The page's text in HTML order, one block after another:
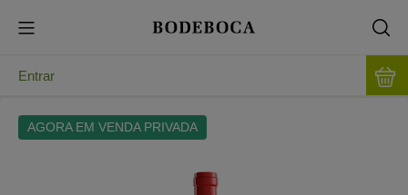
Entrar
AGORA EM VENDA PRIVADA